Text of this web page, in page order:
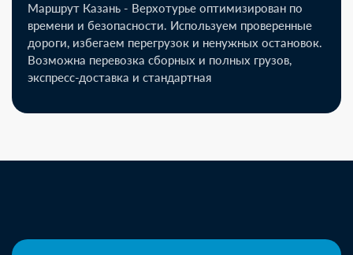
Маршрут Казань - Верхотурье оптимизирован по
времени и безопасности. Используем проверенные
дороги, избегаем перегрузок и ненужных остановок.
Возможна перевозка сборных и полных грузов,
экспресс-доставка и стандартная